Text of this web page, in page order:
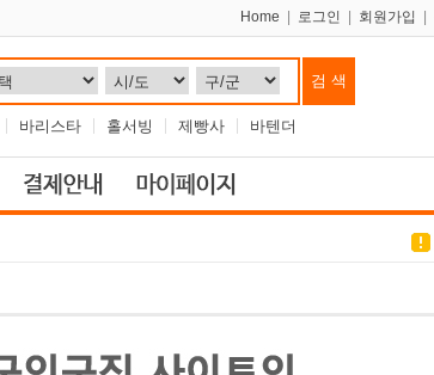
Home 로그인 회원가입
바리스타 홀서빙 제빵사 바텐더